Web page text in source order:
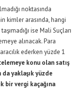
noktasında
kimler arasında, hangi
ise Mali Suçları
alınacak. Para
ederken yüzde 1
konu olan satış
da yaklaşık yüzde
bir vergi kaçağına